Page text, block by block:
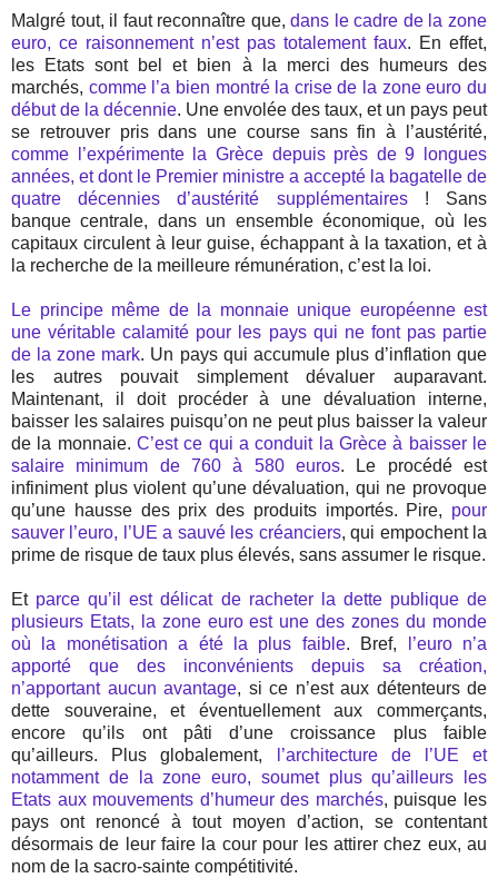
Malgré tout, il faut reconnaître que,dans le cadre de la zone
euro, ce raisonnement n’est pas totalement faux. En effet,
les Etats sont bel et bien à la merci des humeurs des
marchés, comme l’a bien montré la crise de la zone euro du
début de la décennie. Une envolée des taux, et un pays peut
se retrouver pris dans une course sans fin à l’austérité,
comme l’expérimente la Grèce depuis près de 9 longues
années, et dont le Premier ministre a accepté la bagatelle de
quatre décennies d’austérité supplémentaires ! Sans
banque centrale, dans un ensemble économique, où les
capitaux circulent à leur guise, échappant à la taxation, et à
la recherche de la meilleure rémunération, c’est la loi.
Le principe même de la monnaie unique européenne est
une véritable calamité pour les pays qui ne font pas partie
de la zone mark. Un pays qui accumule plus d’inflation que
les autres pouvait simplement dévaluer auparavant.
Maintenant, il doit procéder à une dévaluation interne,
baisser les salaires puisqu’on ne peut plus baisser la valeur
de la monnaie. C’est ce qui a conduit la Grèce à baisser le
salaire minimum de 760 à 580 euros. Le procédé est
infiniment plus violent qu’une dévaluation, qui ne provoque
qu’une hausse des prix des produits importés. Pire, pour
sauver l’euro, l’UE a sauvé les créanciers, qui empochent la
prime de risque de taux plus élevés, sans assumer le risque.
Et parce qu’il est délicat de racheter la dette publique de
plusieurs Etats, la zone euro est une des zones du monde
où la monétisation a été la plus faible. Bref,
l’euro n’a
apporté que des inconvénients depuis sa création,
n’apportant aucun avantage, si ce n’est aux détenteurs de
dette souveraine, et éventuellement aux commerçants,
encore qu’ils ont pâti d’une croissance plus faible
qu’ailleurs. Plus globalement,
l’architecture de l’UE et
notamment de la zone euro, soumet plus qu’ailleurs les
Etats aux mouvements d’humeur des marchés, puisque les
pays ont renoncé à tout moyen d’action, se contentant
désormais de leur faire la cour pour les attirer chez eux, au
nom de la sacro-sainte compétitivité.